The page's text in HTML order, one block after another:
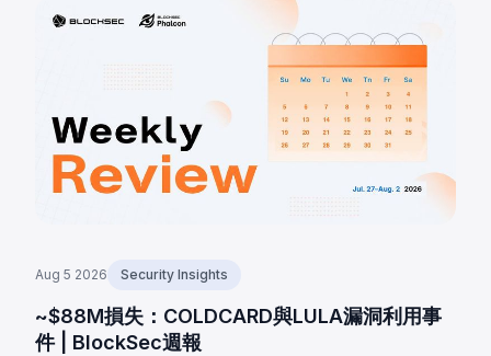
Aug 5 2026 Security Insights
~$88M損失：COLDCARD與LULA漏洞利用事
件 | BlockSec週報